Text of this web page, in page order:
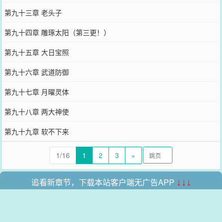
第九十三章 老头子
第九十四章 雕琢太阳（第三更！）
第九十五章 大日宝照
第九十六章 武道防御
第九十七章 月曜灵体
第九十八章 两大神使
第九十九章 软不下来
1/16 1 2 3 »
追看新章节，下载本站客户端无广告APP ↓↓↓